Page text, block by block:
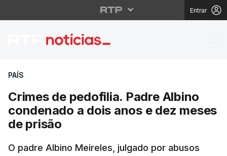
Entrar
Crimes de pedofilia.
PAÍS
Crimes de pedofilia. Padre Albino
condenado a dois anos e dez meses
de prisão
O padre Albino Meireles, julgado por abusos